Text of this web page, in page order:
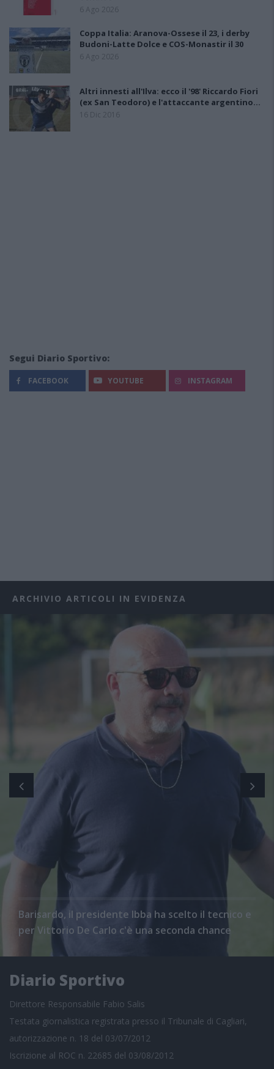
6 Ago 2026
Coppa Italia: Aranova-Ossese il 23, i derby
Budoni-Latte Dolce e COS-Monastir il 30
6 Ago 2026
Altri innesti all'Ilva: ecco il '98' Riccardo Fiori
(ex San Teodoro) e l'attaccante argentino…
16 Dic 2016
Segui Diario Sportivo:
FACEBOOK YOUTUBE INSTAGRAM
ARCHIVIO ARTICOLI IN EVIDENZA
Barisardo, il presidente Ibba ha scelto il tecnico e
per Vittorio De Carlo c'è una seconda chance
Diario Sportivo
Direttore Responsabile Fabio Salis
Testata giornalistica registrata presso il Tribunale di Cagliari,
autorizzazione n. 18 del 03/07/2012
Iscrizione al ROC n. 22685 del 03/08/2012